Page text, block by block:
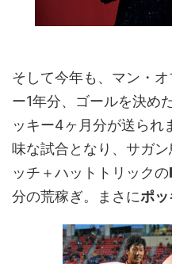
そして今年も、マン・
ー1年分、ゴールを決め
ッキー4ヶ月分が送ら
味な試合となり、サガ
ッチ＋ハットトリックの
分の荒稼ぎ。まさにポ